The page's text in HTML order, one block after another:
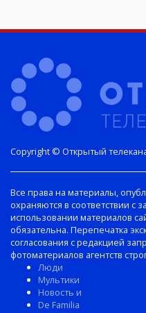
Все права на материалы,
охраняются в соответствии с
использовании материалов
обязательна. Перепечатка
согласования с редакцией
фотоматериалов агентств
Люди
Мультики
Новость и
De Familia